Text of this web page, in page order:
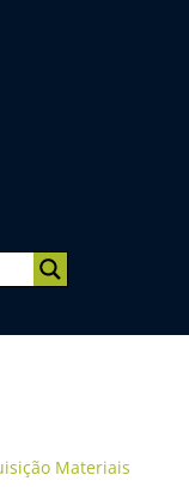
Materiais